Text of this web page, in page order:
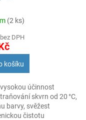
(2 ks)
DPH
košíku
účinnost
skvrn od 20 °C,
barvy, svěžest
čistotu